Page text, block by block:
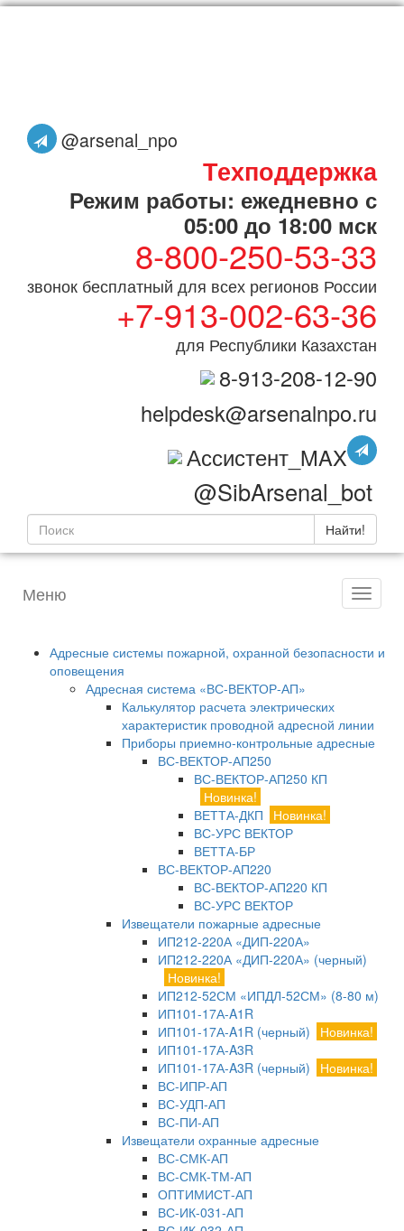
@arsenal_npo
Техподдержка
Режим работы: ежедневно с
05:00 до 18:00 мск
8-800-250-53-33
звонок бесплатный для всех регионов России
+7-913-002-63-36
для Республики Казахстан
8-913-208-12-90
helpdesk@arsenalnpo.ru
Ассистент_MAX
@SibArsenal_bot
Найти!
Меню
Адресные системы пожарной, охранной безопасности и
оповещения
Адресная система «ВС-ВЕКТОР-АП»
Калькулятор расчета электрических
характеристик проводной адресной линии
Приборы приемно-контрольные адресные
ВС-ВЕКТОР-АП250
ВС-ВЕКТОР-АП250 КП
Новинка!
ВЕТТА-ДКП
Новинка!
ВС-УРС ВЕКТОР
ВЕТТА-БР
ВС-ВЕКТОР-АП220
ВС-ВЕКТОР-АП220 КП
ВС-УРС ВЕКТОР
Извещатели пожарные адресные
ИП212-220А «ДИП-220А»
ИП212-220А «ДИП-220А» (черный)
Новинка!
ИП212-52СМ «ИПДЛ-52СМ» (8-80 м)
ИП101-17А-A1R
ИП101-17А-A1R (черный)
Новинка!
ИП101-17А-A3R
ИП101-17А-A3R (черный)
Новинка!
ВС-ИПР-АП
ВС-УДП-АП
ВС-ПИ-АП
Извещатели охранные адресные
ВС-СМК-АП
ВС-СМК-ТМ-АП
ОПТИМИСТ-АП
ВС-ИК-031-АП